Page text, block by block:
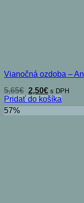
Vianočná ozdoba –
5,65€ Pôvodná
cena
bola:
5,65€.
2,50€Aktuálna
cena
je:
2,50€.
s DPH
Pridať do košíka
57%